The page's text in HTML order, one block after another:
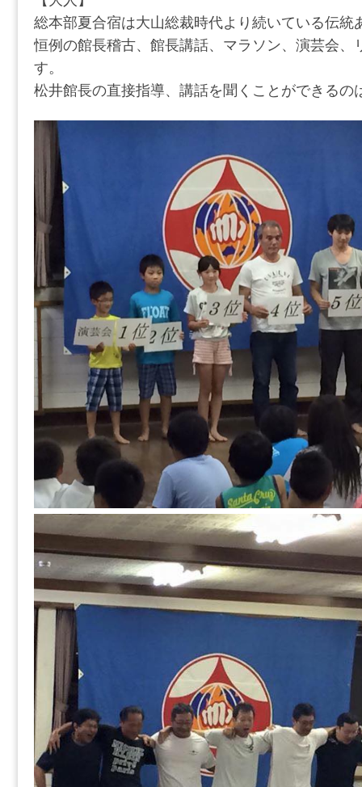
総本部夏合宿は大山総裁時代より続いている伝統
恒例の館長稽古、館長講話、マラソン、演芸会、
す。
松井館長の直接指導、講話を聞くことができるの